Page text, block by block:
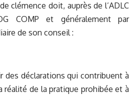
clémence doit, auprès de l’ADLC
COMP et généralement par
de son conseil :
des déclarations qui contribuent à
réalité de la pratique prohibée et à